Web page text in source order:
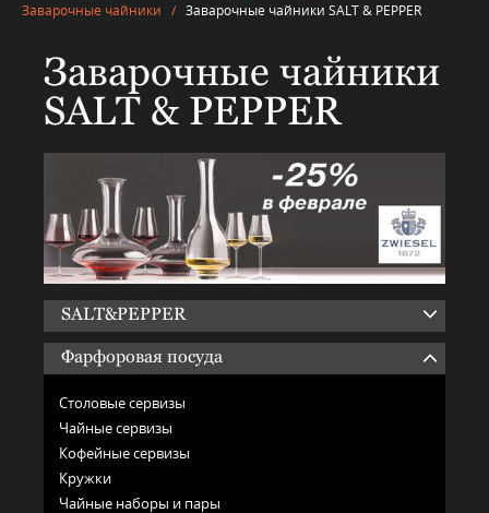
Заварочные чайники / Заварочные чайники SALT & PEPPER
Заварочные чайники
SALT & PEPPER
SALT&PEPPER
Фарфоровая посуда
Столовые сервизы
Чайные сервизы
Кофейные сервизы
Кружки
Чайные наборы и пары